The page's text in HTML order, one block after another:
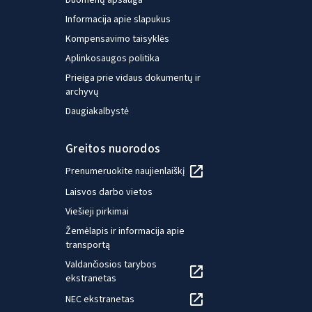
parengimą. Jos mokslinių
interesų sritys apima darbo
sąlygas, darbo kokybę, darbo
sąlygų stebėseną, darbo
organizavimą, lytį, darbo ir
laiko ateitį. Ji daugiau nei
dešimtmetį dirba Europos
visais aspektais, įskaitant
dizainą, klausimynų kūrimą,
lauko darbus, kokybės
kontrolę ir analizę. Ji yra
baigusi ekonomikos ir
vadybos studijas Paryžiaus IX
Dauphine ir Paryžiaus I
Panteono Sorbonos
universitetuose, taip pat yra
magistrantūros diplomą
Informacija apie slapukus
Kompensavimo taisyklės
Aplinkosaugos politika
Prieiga prie vidaus dokumentų ir
archyvų
Daugiakalbystė
Greitos nuorodos
Prenumeruokite naujienlaiškį
Laisvos darbo vietos
Viešieji pirkimai
Žemėlapis ir informacija apie
transportą
Valdančiosios tarybos
ekstranetas
NEC ekstranetas